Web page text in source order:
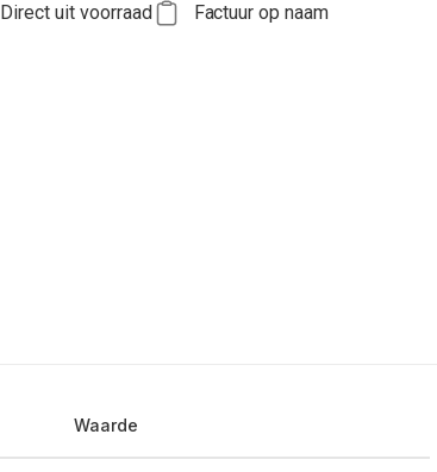
Direct uit voorraad Factuur op naam
Waarde